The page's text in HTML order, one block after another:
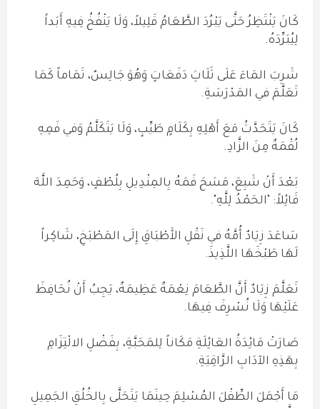
كَانَ يَنْتَظِرُ حَتَّى يَبْرُدَ الطَّعَامُ قَلِيلاً، وَلَا يَنْفُخُ فِيهِ أَبَداً
لِيُبَرِّدَهُ.
شَرِبَ المَاءَ عَلَى ثَلَاثِ دَفَعَاتٍ وَهُوَ جَالِسٌ، تَمَاماً كَمَا
تَعَلَّمَ في المَدْرَسَةِ.
كَانَ يَتَحَدَّثُ مَعَ أَهْلِهِ بِكَلَامٍ طَيِّبٍ، وَلَا يَتَكَلَّمُ وَفي فَمِهِ
لُقْمَةٌ مِنَ الزَّادِ.
بَعْدَ أَنْ شَبِعَ، مَسَحَ فَمَهُ بِالمِنْدِيلِ بِلُطْفٍ، وَحَمِدَ اللَّهَ
قَائِلاً: "الحَمْدُ لِلَّهِ".
سَاعَدَ زِيَادٌ أُمَّهُ في نَقْلِ الأَطْبَاقِ إِلَى المَطْبَخِ، شَاكِراً
لَهَا طَبْخَهَا اللَّذِيذَ.
تَعَلَّمَ زِيَادٌ أَنَّ الطَّعَامَ نِعْمَةٌ عَظِيمَةٌ، يَجِبُ أَنْ نُحَافِظَ
عَلَيْهَا وَلَا نُسْرِفَ فِيهَا.
صَارَتْ مَائِدَةُ العَائِلَةِ مَكَاناً لِلمَحَبَّةِ، بِفَضْلِ الالْتِزَامِ
بِهَذِهِ الآدَابِ الرَّاقِيَةِ.
مَا أَجْمَلَ الطِّفْلَ المُسْلِمَ حِينَمَا يَتَحَلَّى بِالخُلُقِ الجَمِيلِ